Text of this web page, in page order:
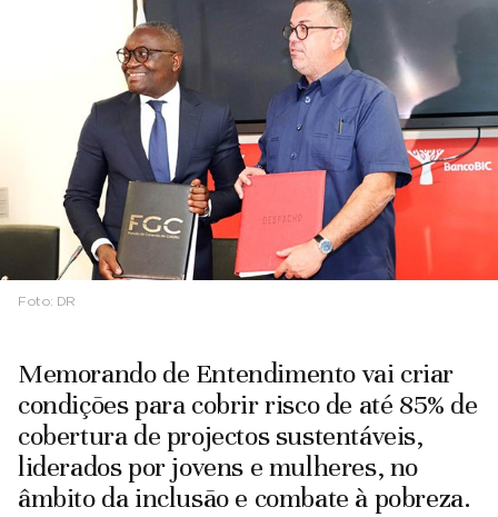
Foto: DR
Memorando de Entendimento vai criar
condições para cobrir risco de até 85% de
cobertura de projectos sustentáveis,
liderados por jovens e mulheres, no
âmbito da inclusão e combate à pobreza.